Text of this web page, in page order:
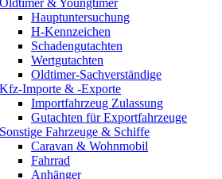
Hauptuntersuchung
H-Kennzeichen
Schadengutachten
Wertgutachten
Oldtimer-Sachverständige
Kfz-Importe & -Exporte
Importfahrzeug Zulassung
Gutachten für Exportfahrzeuge
Sonstige Fahrzeuge & Schiffe
Caravan & Wohnmobil
Fahrrad
Anhänger